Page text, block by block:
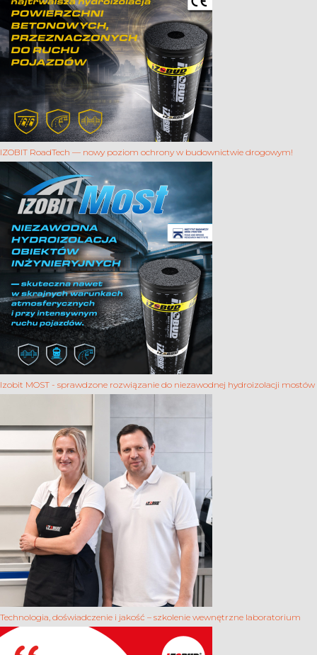
IZOBIT RoadTech — nowy poziom ochrony w budownictwie drogowym!
Izobit MOST - sprawdzone rozwiązanie do niezawodnej hydroizolacji mostów
Technologia, doświadczenie i jakość – szkolenie wewnętrzne laboratorium